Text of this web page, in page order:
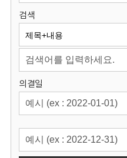
원
회
검색
의결일